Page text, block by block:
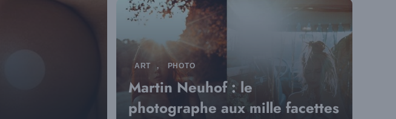
ART , PHOTO
Martin Neuhof : le
photographe aux mille facettes